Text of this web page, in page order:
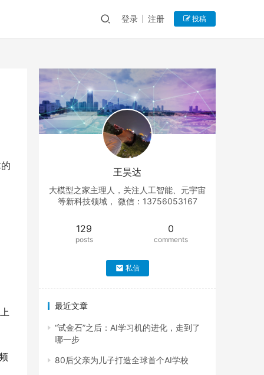
登录 注册 投稿
王昊达
大模型之家主理人，关注人工智能、元宇宙
等新科技领域， 微信：13756053167
129
posts
0
comments
私信
最近文章
“试金石”之后：AI学习机的进化，走到了
哪一步
80后父亲为儿子打造全球首个AI学校